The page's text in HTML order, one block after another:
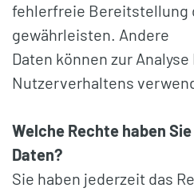
fehlerfreie Bereitstellung
gewährleisten. Andere
Daten können zur Analyse
Nutzerverhaltens
Welche Rechte haben
Daten?
Sie haben jederzeit das